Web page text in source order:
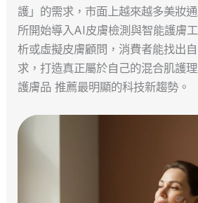
護」的需求，市面上越來越多美妝
所開始導入AI皮膚檢測與智能護膚
析或虛擬皮膚顧問，消費者能找出
求，打造真正屬於自己的混合肌護
護膚品 推薦最明顯的科技新趨勢。